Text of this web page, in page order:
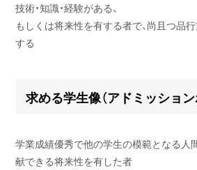
技術・知識・経験がある、
もしくは将来性を有する者で、尚且つ品
する
求める学生像（アドミッション
学業成績優秀で他の学生の模範となる人
献できる将来性を有した者